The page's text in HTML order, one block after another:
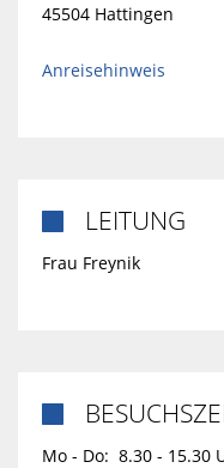
45504 Hattingen
Anreisehinweis
LEITUNG
Frau Freynik
Mo - Do: 8.30 - 15.30